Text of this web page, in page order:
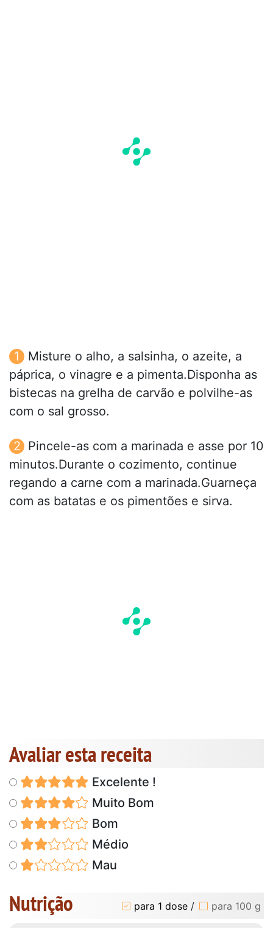
Misture o alho, a salsinha, o azeite, a
páprica, o vinagre e a pimenta.Disponha as
bistecas na grelha de carvão e polvilhe-as
com o sal grosso.
Pincele-as com a marinada e asse por 10
minutos.Durante o cozimento, continue
regando a carne com a marinada.Guarneça
com as batatas e os pimentões e sirva.
Avaliar esta receita
Excelente !
Muito Bom
Bom
Médio
Mau
Nutrição para 1 dose / para 100 g